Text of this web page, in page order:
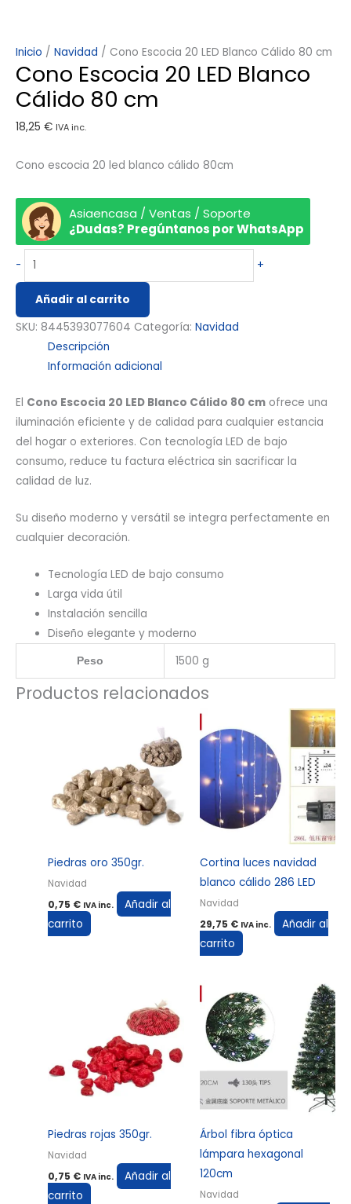
Inicio / Navidad / Cono Escocia 20 LED Blanco Cálido 80 cm
Cono Escocia 20 LED Blanco
Cálido 80 cm
18,25 € IVA inc.
Cono escocia 20 led blanco cálido 80cm
Asiaencasa / Ventas / Soporte
¿Dudas? Pregúntanos por WhatsApp
- +
Añadir al carrito
SKU: 8445393077604 Categoría: Navidad
Descripción
Información adicional
El Cono Escocia 20 LED Blanco Cálido 80 cm ofrece una
iluminación eficiente y de calidad para cualquier estancia
del hogar o exteriores. Con tecnología LED de bajo
consumo, reduce tu factura eléctrica sin sacrificar la
calidad de luz.
Su diseño moderno y versátil se integra perfectamente en
cualquier decoración.
Tecnología LED de bajo consumo
Larga vida útil
Instalación sencilla
Diseño elegante y moderno
Peso 1500 g
Productos relacionados
Piedras oro 350gr.
Navidad
0,75 € IVA inc.
Añadir al
carrito
Cortina luces navidad
blanco cálido 286 LED
Navidad
29,75 € IVA inc.
Añadir al
carrito
Piedras rojas 350gr.
Navidad
0,75 € IVA inc.
Añadir al
carrito
Árbol fibra óptica
lámpara hexagonal
120cm
Navidad